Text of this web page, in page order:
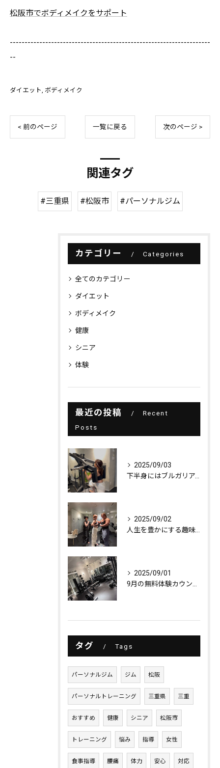
松阪市でボディメイクをサポート
--------------------------------------------------------------------
--
ダイエット ボディメイク
< 前のページ 一覧に戻る 次のページ >
関連タグ
#三重県 #松阪市 #パーソナルジム
カテゴリー Categories
全てのカテゴリー
ダイエット
ボディメイク
健康
シニア
体験
最近の投稿
Recent
Posts
2025/09/03
2025/09/02
2025/09/01
タグ Tags
パーソナルジム ジム 松阪
パーソナルトレーニング 三重県 三重
おすすめ 健康 シニア 松阪市
トレーニング 悩み 指導 女性
食事指導 腰痛 体力 安心 対応